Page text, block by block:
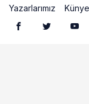
Yazarlarımız Künye